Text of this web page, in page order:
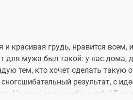
и красивая грудь, нравится
для мужа был такой: у нас дома,
тем, кто хочет сделать такую
сногсшибательный результат, с
Ну и девочки, любите себя! Я за